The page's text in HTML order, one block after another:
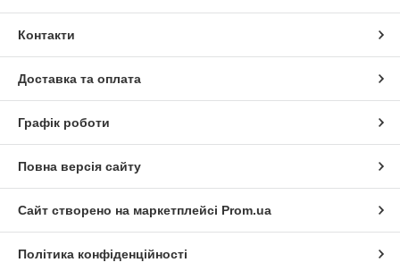
Контакти
Доставка та оплата
Графік роботи
Повна версія сайту
Сайт створено на маркетплейсі Prom.ua
Політика конфіденційності